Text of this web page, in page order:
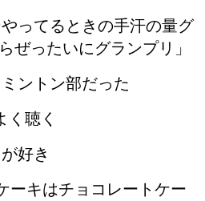
やってるときの手汗の量グ
ぜったいにグランプリ」
ントン部だった
く聴く
好き
ーキはチョコレートケー